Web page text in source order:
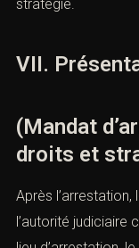
La cinquième
au dossier. Le
stratégie.
VII.